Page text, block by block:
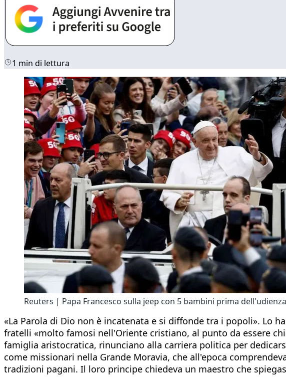
1 min di lettura
Reuters | Papa Francesco sulla jeep con 5 bambini prima
«La Parola di Dio non è incatenata e si diffonde tra i popoli». Lo
fratelli «molto famosi nell'Oriente cristiano, al punto da essere
famiglia aristocratica, rinunciano alla carriera politica per
come missionari nella Grande Moravia, che all'epoca
tradizioni pagani. Il loro principe chiedeva un maestro che